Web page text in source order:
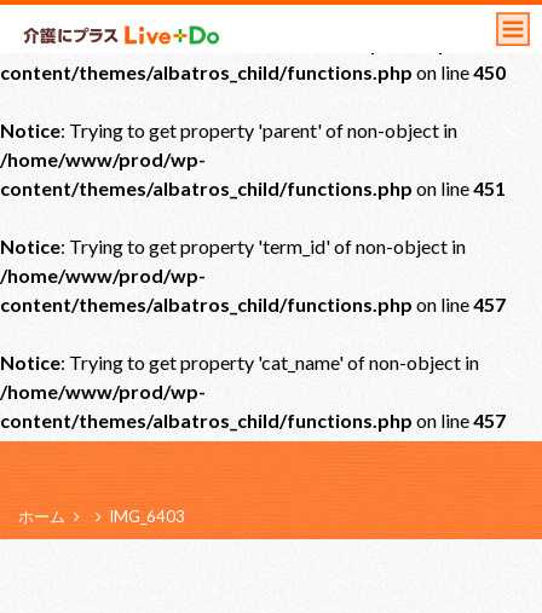
Notice: Undefined offset: 0 in
content/themes/albatros_child/functions.php on line450
Notice: Trying to get property 'parent' of non-object in
/home/www/prod/wp-
content/themes/albatros_child/functions.php on line451
Notice: Trying to get property 'term_id' of non-object in
/home/www/prod/wp-
content/themes/albatros_child/functions.php on line457
Notice: Trying to get property 'cat_name' of non-object in
/home/www/prod/wp-
content/themes/albatros_child/functions.php on line457
ホーム IMG_6403